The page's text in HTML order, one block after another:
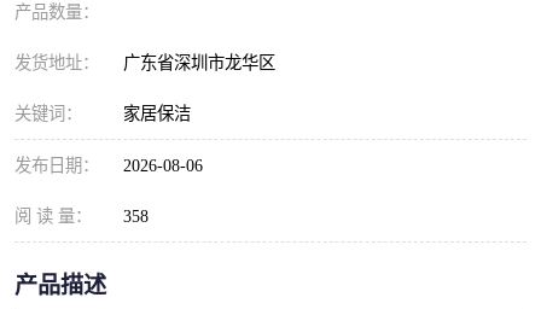
产品数量：
发货地址： 广东省深圳市龙华区
关键词： 家居保洁
发布日期： 2026-08-06
阅 读 量： 358
产品描述